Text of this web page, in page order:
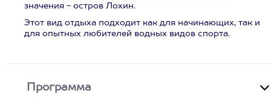
значения - остров Лохин.
Этот вид отдыха подходит как для начинающих, так и
для опытных любителей водных видов спорта.
Программа